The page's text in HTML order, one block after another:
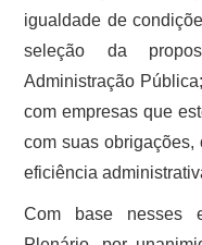
igualdade de
seleção da
Administração
com empresas que
com suas obrigações,
eficiência
Com base nesses